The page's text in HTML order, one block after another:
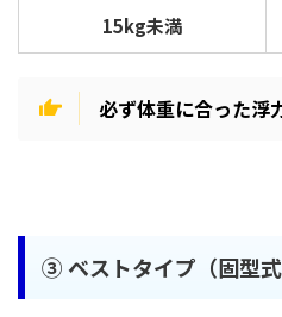
15kg未満
必ず体重に合った浮
③ ベストタイプ（固型